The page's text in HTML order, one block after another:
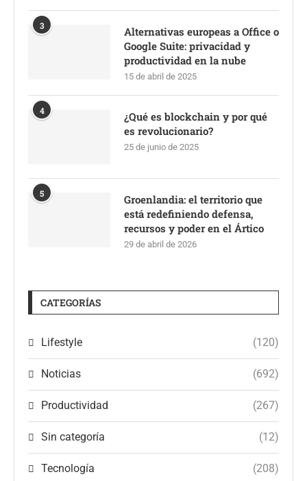
3
Alternativas europeas a Office o
Google Suite: privacidad y
productividad en la nube
15 de abril de 2025
4
¿Qué es blockchain y por qué
es revolucionario?
25 de junio de 2025
5
Groenlandia: el territorio que
está redefiniendo defensa,
recursos y poder en el Ártico
29 de abril de 2026
CATEGORÍAS
Lifestyle (120)
Noticias (692)
Productividad (267)
Sin categoría (12)
Tecnología (208)